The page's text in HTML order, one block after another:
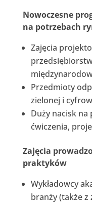
Nowoczesne
na potrzebach
Zajęcia
Przedmioty
zielonej i
Duży nacisk
ćwiczenia,
Zajęcia
praktyków
Wykładowcy
branży (także z